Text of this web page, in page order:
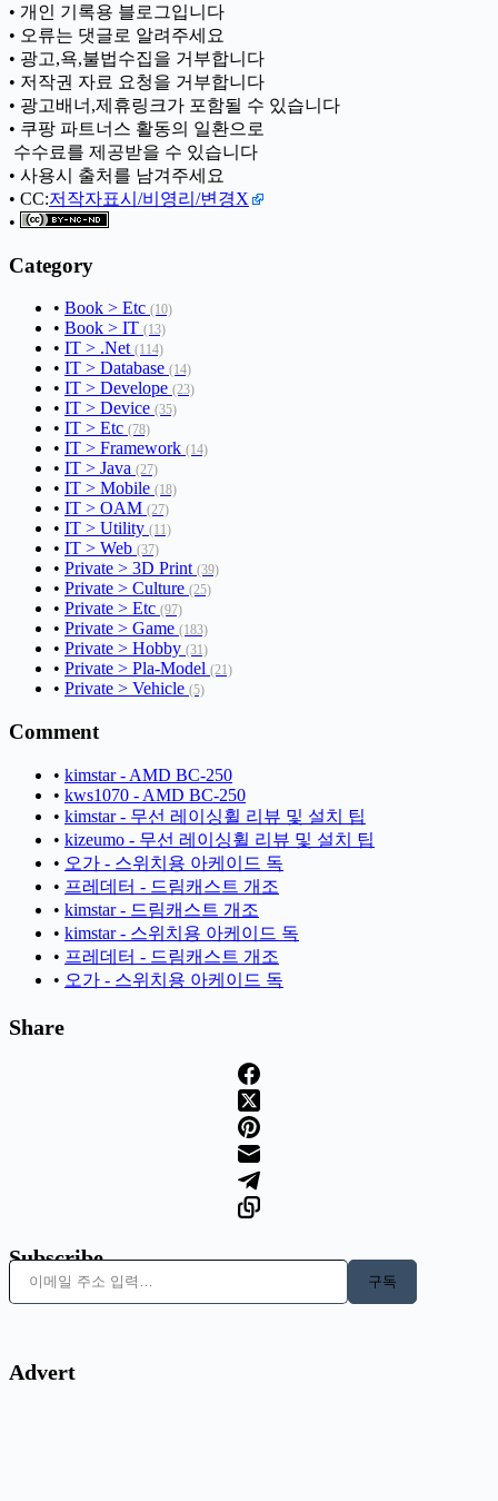
• 개인 기록용 블로그입니다
• 오류는 댓글로 알려주세요
• 광고,욕,불법수집을 거부합니다
• 저작권 자료 요청을 거부합니다
• 광고배너,제휴링크가 포함될 수 있습니다
• 쿠팡 파트너스 활동의 일환으로
ㅤ 수수료를 제공받을 수 있습니다
• 사용시 출처를 남겨주세요
• CC:저작자표시/비영리/변경X
•
Category
• Book > Etc (10)
• Book > IT (13)
• IT > .Net (114)
• IT > Database (14)
• IT > Develope (23)
• IT > Device (35)
• IT > Etc (78)
• IT > Framework (14)
• IT > Java (27)
• IT > Mobile (18)
• IT > OAM (27)
• IT > Utility (11)
• IT > Web (37)
• Private > 3D Print (39)
• Private > Culture (25)
• Private > Etc (97)
• Private > Game (183)
• Private > Hobby (31)
• Private > Pla-Model (21)
• Private > Vehicle (5)
Comment
• kimstar - AMD BC-250
• kws1070 - AMD BC-250
• kimstar - 무선 레이싱휠 리뷰 및 설치 팁
• kizeumo - 무선 레이싱휠 리뷰 및 설치 팁
• 오가 - 스위치용 아케이드 독
• 프레데터 - 드림캐스트 개조
• kimstar - 드림캐스트 개조
• kimstar - 스위치용 아케이드 독
• 프레데터 - 드림캐스트 개조
• 오가 - 스위치용 아케이드 독
Share
Subscribe
이메일 주소 입력…
구독
Advert